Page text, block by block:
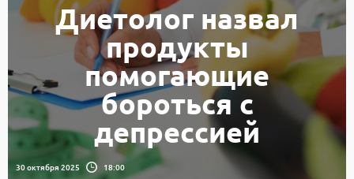
Диетолог назвал
продукты
помогающие
бороться с
депрессией
30 октября 2025 18:00